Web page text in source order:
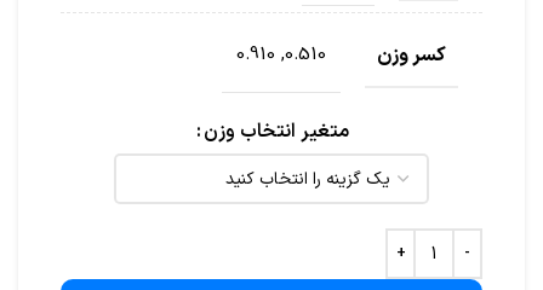
کسر وزن 0.510, 0.910
متغیر انتخاب وزن